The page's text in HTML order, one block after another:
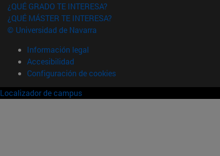
¿QUÉ GRADO TE INTERESA?
¿QUÉ MÁSTER TE INTERESA?
© Universidad de Navarra
Información legal
Accesibilidad
Configuración de cookies
Localizador de campus